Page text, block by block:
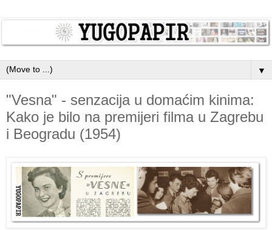
▼
"Vesna" - senzacija u domaćim kinima:
Kako je bilo na premijeri filma u Zagrebu
i Beogradu (1954)